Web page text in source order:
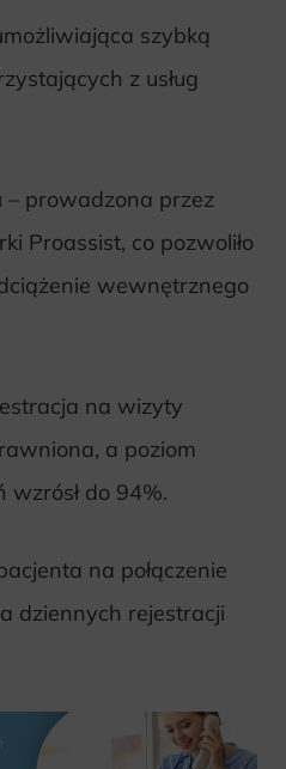
szybką
z usług
– prowadzona przez
Proassist, co pozwoliło
wewnętrznego
na wizyty
a poziom
wzrósł do 94%.
na połączenie
dziennych rejestracji